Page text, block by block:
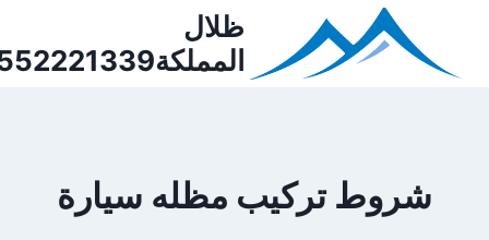
content
ظلال
المملكة0552221339
شروط تركيب مظله سيارة